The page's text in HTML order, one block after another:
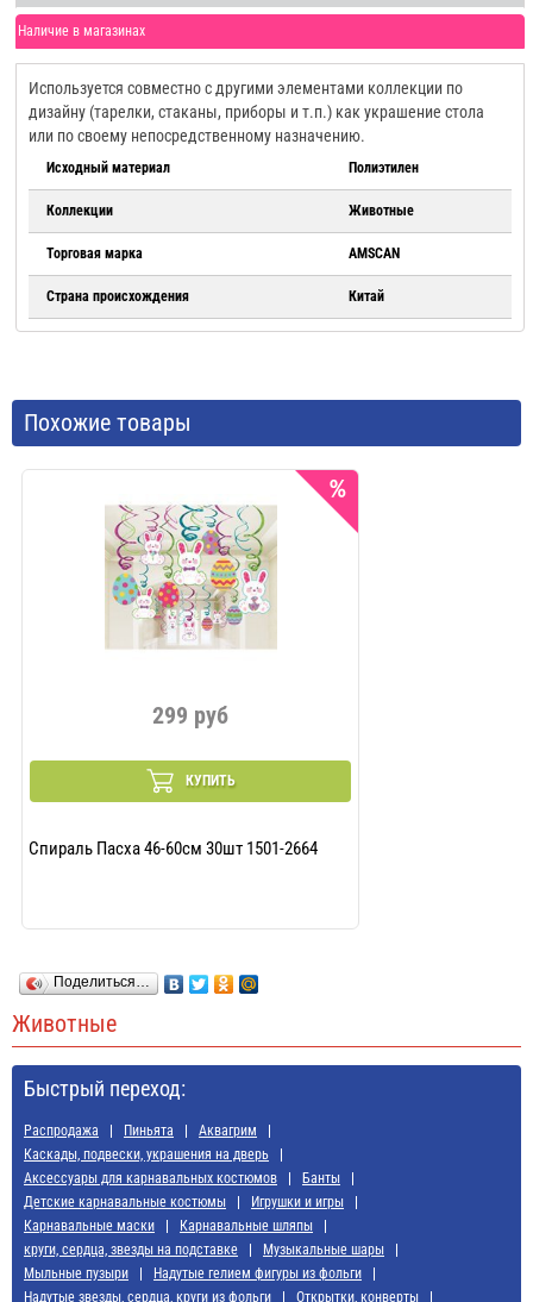
Наличие в магазинах
Используется совместно с другими элементами коллекции по
дизайну (тарелки, стаканы, приборы и т.п.) как украшение стола
или по своему непосредственному назначению.
Исходный материал Полиэтилен
Коллекции Животные
Торговая марка AMSCAN
Страна происхождения Китай
Похожие товары
299 руб
КУПИТЬ
Спираль Пасха 46-60см 30шт 1501-2664
Поделиться…
Животные
Быстрый переход:
Распродажа Пиньята
Аквагрим
Каскады, подвески, украшения на дверь
Аксессуары для карнавальных костюмов
Банты
Детские карнавальные костюмы
Игрушки и игры
Карнавальные маски
Карнавальные шляпы
круги, сердца, звезды на подставке
Музыкальные шары
Мыльные пузыри
Надутые гелием фигуры из фольги
Надутые звезды, сердца, круги из фольги
Открытки, конверты